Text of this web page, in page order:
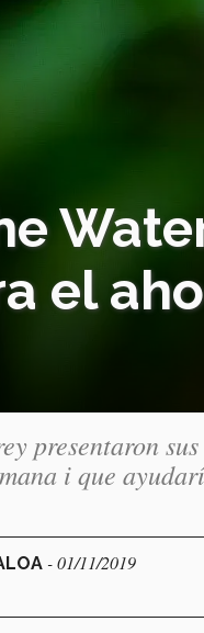
el
presentaron
i que
- 01/11/2019